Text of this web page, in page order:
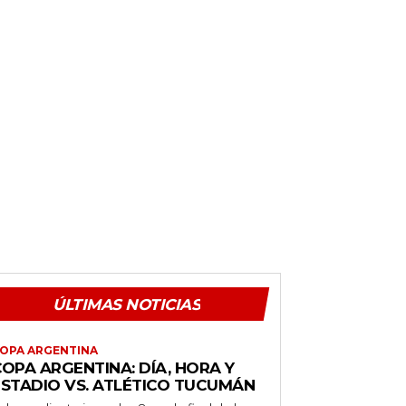
ÚLTIMAS NOTICIAS
ARGENTINA
ARGENTINA: DÍA, HORA Y
VS. ATLÉTICO TUCUMÁN